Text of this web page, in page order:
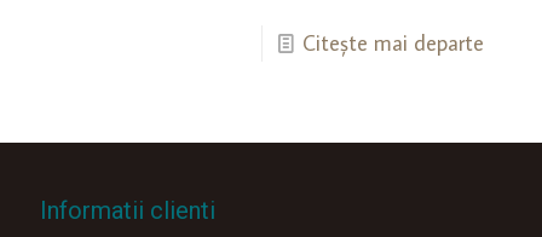
Citește mai departe
Informatii clienti